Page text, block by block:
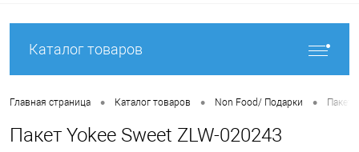
Каталог товаров
Главная страница • Каталог товаров • Non Food/ Подарки • Пакеты
Пакет Yokee Sweet ZLW-020243